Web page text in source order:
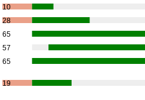
10
28
65
57
65
19